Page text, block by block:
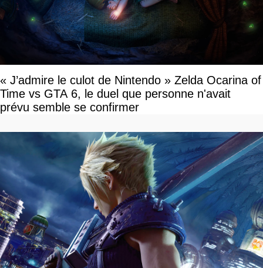
« J’admire le culot de Nintendo » Zelda Ocarina of
Time vs GTA 6, le duel que personne n'avait
prévu semble se confirmer